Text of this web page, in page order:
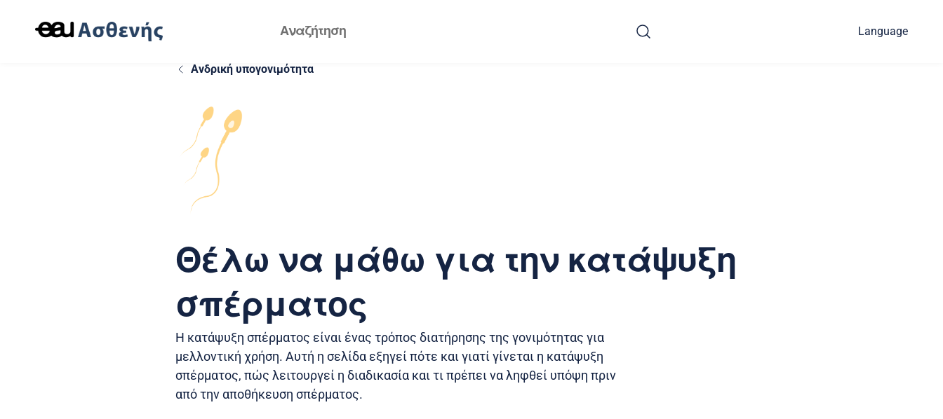
Language
Ανδρική υπογονιμότητα
Θέλω να μάθω για την κατάψυξη
σπέρματος
Η κατάψυξη σπέρματος είναι ένας τρόπος διατήρησης της γονιμότητας για
μελλοντική χρήση. Αυτή η σελίδα εξηγεί πότε και γιατί γίνεται η κατάψυξη
σπέρματος, πώς λειτουργεί η διαδικασία και τι πρέπει να ληφθεί υπόψη πριν
από την αποθήκευση σπέρματος.